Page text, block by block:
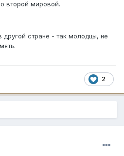
второй мировой.
стране - так молодцы, не
2